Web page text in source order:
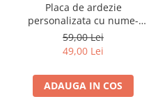
Placa de ardezie
personalizata cu nume-
Maria
59,00 Lei
49,00 Lei
ADAUGA IN COS